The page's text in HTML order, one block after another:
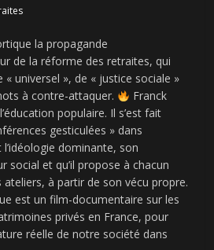
la propagande
de la réforme des retraites, qui
universel », de « justice sociale »
à contre-attaquer.
Franck
populaire. Il s’est fait
gesticulées » dans
dominante, son
social et qu’il propose à chacun
ateliers, à partir de son vécu propre.
est un film-documentaire sur les
privés en France, pour
réelle de notre société dans